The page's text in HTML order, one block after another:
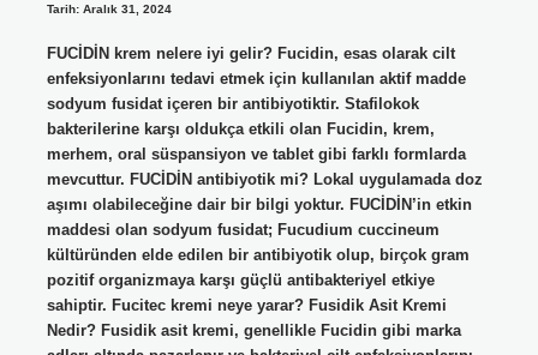
Tarih: Aralık 31, 2024
FUCİDİN krem nelere iyi gelir? Fucidin, esas olarak cilt
enfeksiyonlarını tedavi etmek için kullanılan aktif madde
sodyum fusidat içeren bir antibiyotiktir. Stafilokok
bakterilerine karşı oldukça etkili olan Fucidin, krem,
merhem, oral süspansiyon ve tablet gibi farklı formlarda
mevcuttur. FUCİDİN antibiyotik mi? Lokal uygulamada doz
aşımı olabileceğine dair bir bilgi yoktur. FUCİDİN’in etkin
maddesi olan sodyum fusidat; Fucudium cuccineum
kültüründen elde edilen bir antibiyotik olup, birçok gram
pozitif organizmaya karşı güçlü antibakteriyel etkiye
sahiptir. Fucitec kremi neye yarar? Fusidik Asit Kremi
Nedir? Fusidik asit kremi, genellikle Fucidin gibi marka